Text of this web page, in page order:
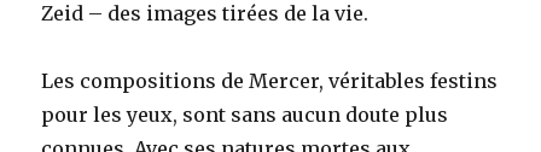
Zeid – des images tirées de la vie.
Les compositions de Mercer, véritables festins
pour les yeux, sont sans aucun doute plus